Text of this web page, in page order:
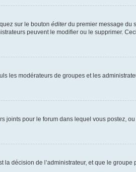
sur le bouton éditerdu premier message du
peuvent le modifier ou le supprimer.
les modérateurs de groupes et les
joints pour le forum dans lequel vous postez,
décision de l’administrateur, et que le groupe